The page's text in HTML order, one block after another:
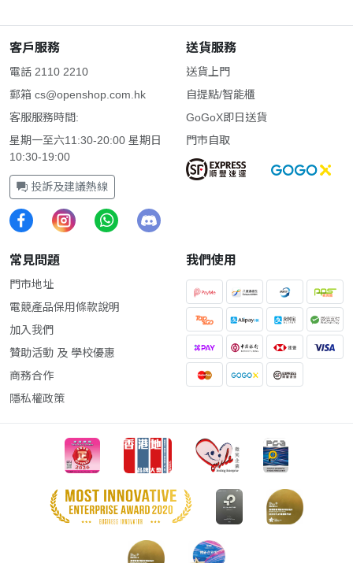
客戶服務
電話 2110 2210
郵箱 cs@openshop.com.hk
客服服務時間:
星期一至六11:30-20:00 星期日
10:30-19:00
投訴及建議熱線
送貨服務
送貨上門
自提點/智能櫃
GoGoX即日送貨
門市自取
常見問題
門市地址
電競產品保用條款說明
加入我們
贊助活動 及 學校優惠
商務合作
隱私權政策
我們使用